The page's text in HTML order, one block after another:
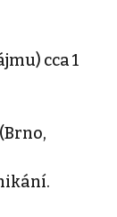
cca 1